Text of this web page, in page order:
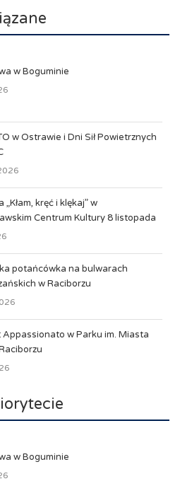
w Boguminie
w Ostrawie i Dni Sił Powietrznych
„Kłam, kręć i klękaj” w
Centrum Kultury 8 listopada
potańcówka na bulwarach
w Raciborzu
Appassionato w Parku im. Miasta
w Boguminie